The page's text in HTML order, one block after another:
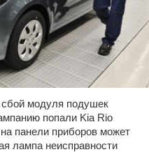
модуля подушек
попали Kia Rio
панели приборов может
лампа неисправности